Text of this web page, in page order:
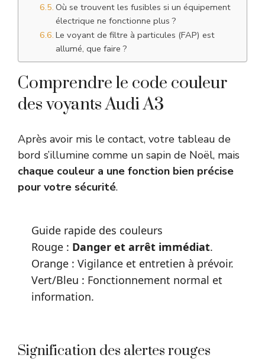
Où se trouvent les fusibles si un équipement
électrique ne fonctionne plus ?
Le voyant de filtre à particules (FAP) est
allumé, que faire ?
Comprendre le code couleur
des voyants Audi A3
Après avoir mis le contact, votre tableau de
bord s’illumine comme un sapin de Noël, mais
chaque couleur a une fonction bien précise
pour votre sécurité.
Guide rapide des couleurs
Rouge : Danger et arrêt immédiat.
Orange : Vigilance et entretien à prévoir.
Vert/Bleu : Fonctionnement normal et
information.
Signification des alertes rouges